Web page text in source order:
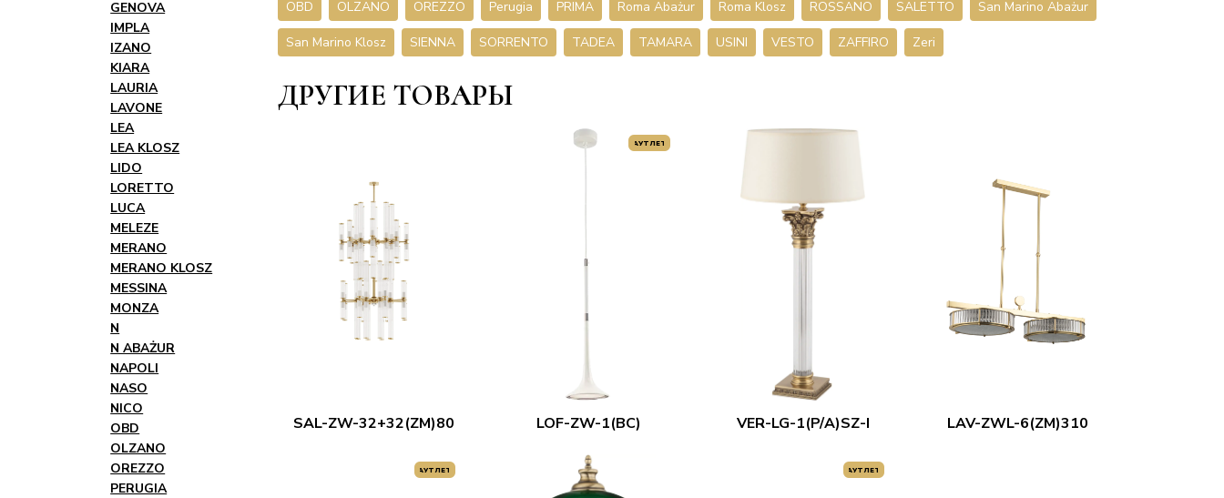
GENOVA
IMPLA
IZANO
KIARA
LAURIA
LAVONE
LEA
LEA KLOSZ
LIDO
LORETTO
LUCA
MELEZE
MERANO
MERANO KLOSZ
MESSINA
MONZA
N
N ABAŻUR
NAPOLI
NASO
NICO
OBD
OLZANO
OREZZO
PERUGIA
OBD OLZANO OREZZO Perugia PRIMA Roma Abażur Roma Klosz ROSSANO SALETTO San Marino Abażur
San Marino Klosz SIENNA SORRENTO TADEA TAMARA USINI VESTO ZAFFIRO Zeri
ДРУГИЕ ТОВАРЫ
SAL-ZW-32+32(ZM)80
АУТЛЕТ
LOF-ZW-1(BC) VER-LG-1(P/A)SZ-I LAV-ZWL-6(ZM)310
АУТЛЕТ АУТЛЕТ